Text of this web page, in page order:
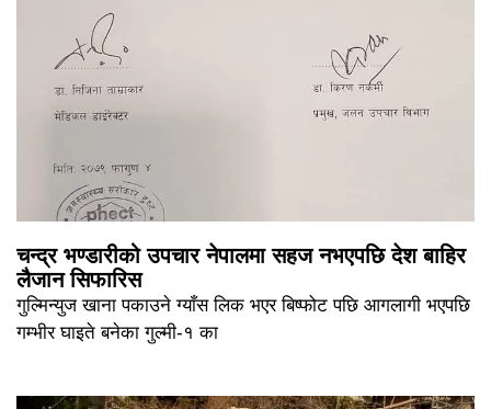
चन्द्र भण्डारीको उपचार नेपालमा सहज नभएपछि देश बाहिर
लैजान सिफारिस
गुल्मिन्युज खाना पकाउने ग्याँस लिक भएर बिष्फोट पछि आगलागी भएपछि
गम्भीर घाइते बनेका गुल्मी-१ का